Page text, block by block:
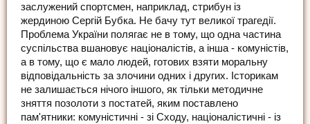
заслужений спортсмен, наприклад, стрибун із
жердиною Сергій Бубка. Не бачу тут великої трагедії.
Проблема України полягає не в тому, що одна частина
суспільства вшановує націоналістів, а інша - комуністів,
а в тому, що є мало людей, готових взяти моральну
відповідальність за злочини одних і других. Історикам
не залишається нічого іншого, як тільки методичне
зняття позолоти з постатей, яким поставлено
пам'ятники: комуністичні - зі Сходу, націоналістичні - із